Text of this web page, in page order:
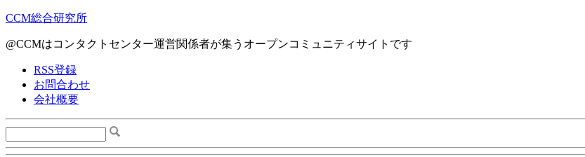
CCM総合研究所
@CCMはコンタクトセンター運営関係者が集うオープンコミュニティサイトです
RSS登録
お問合わせ
会社概要